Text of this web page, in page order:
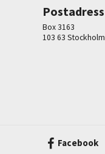
Postadress
Box 3163
103 63 Stockholm
Facebook